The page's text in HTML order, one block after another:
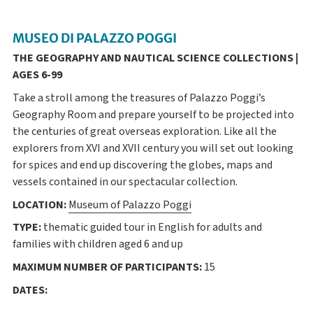
MUSEO DI PALAZZO POGGI
THE GEOGRAPHY AND NAUTICAL SCIENCE COLLECTIONS |
AGES 6-99
Take a stroll among the treasures of Palazzo Poggi’s
Geography Room and prepare yourself to be projected into
the centuries of great overseas exploration. Like all the
explorers from XVI and XVII century you will set out looking
for spices and end up discovering the globes, maps and
vessels contained in our spectacular collection.
LOCATION:Museum of Palazzo Poggi
TYPE:thematic guided tour in English for adults and
families with children aged 6 and up
MAXIMUM NUMBER OF PARTICIPANTS:15
DATES: